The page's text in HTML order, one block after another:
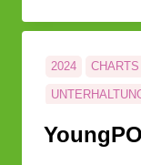
2024 CHARTS